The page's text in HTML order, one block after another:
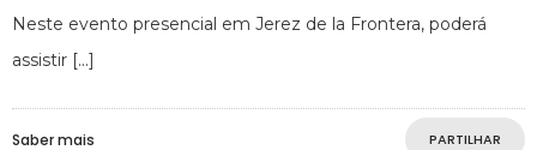
Neste evento presencial em Jerez de la Frontera, poderá
assistir
Saber mais PARTILHAR